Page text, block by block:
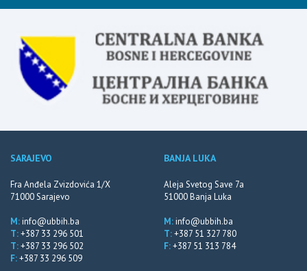
SARAJEVO
Fra Anđela Zvizdovića 1/X
71000 Sarajevo
M:info@ubbih.ba
T:+387 33 296 501
T:+387 33 296 502
F:+387 33 296 509
BANJA LUKA
Aleja Svetog Save 7a
51000 Banja Luka
M:info@ubbih.ba
T:+387 51 327 780
F:+387 51 313 784